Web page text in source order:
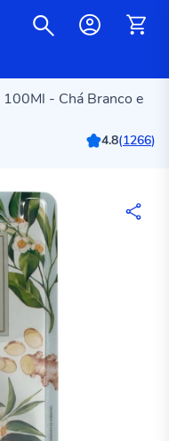
- Chá Branco e
4.8(1266)